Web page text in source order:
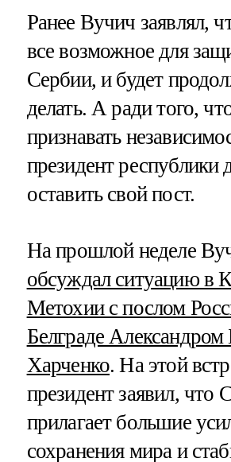
Ранее Вучич заявлял,
все возможное для
Сербии, и будет
делать. А ради того,
признавать
президент республики
оставить свой пост.
На прошлой неделе
обсуждал ситуацию в
Метохии с послом
Белграде Александром
Харченко. На этой
президент заявил, что
прилагает большие
сохранения мира и